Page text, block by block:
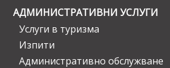
АДМИНИСТРАТИВНИ УСЛУГИ
Услуги в туризма
Изпити
Административно обслужване